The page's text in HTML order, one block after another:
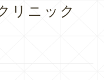
リニック